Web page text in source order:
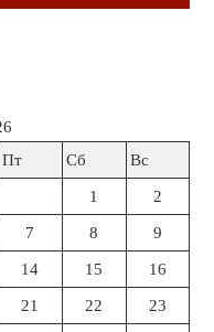
Пт Сб Вс
1 2
7 8 9
14 15 16
21 22 23